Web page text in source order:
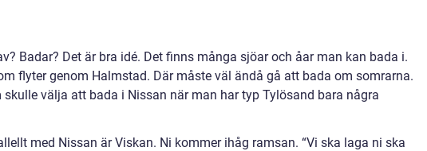
Badar? Det är bra idé. Det finns många sjöar och åar man kan bada i.
flyter genom Halmstad. Där måste väl ändå gå att bada om somrarna.
skulle välja att bada i Nissan när man har typ Tylösand bara några
med Nissan är Viskan. Ni kommer ihåg ramsan. “Vi ska laga ni ska